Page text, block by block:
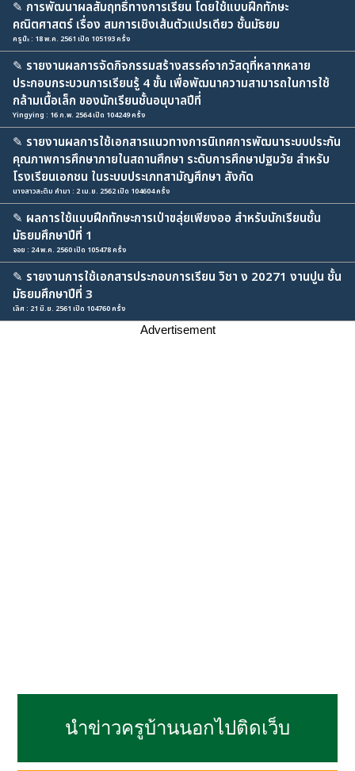
✎ การพัฒนาผลสัมฤทธิ์ทางการเรียน โดยใช้แบบฝึกทักษะ
คณิตศาสตร์ เรื่อง สมการเชิงเส้นตัวแปรเดียว ชั้นมัธยม
ครูน๊ะ : 18 พ.ค. 2561 เปิด 105193 ครั้ง
✎ รายงานผลการจัดกิจกรรมสร้างสรรค์จากวัสดุที่หลากหลาย
ประกอบกระบวนการเรียนรู้ 4 ขั้น เพื่อพัฒนาความสามารถในการใช้
กล้ามเนื้อเล็ก ของนักเรียนชั้นอนุบาลปีที่
Yingying : 16 ก.พ. 2564 เปิด 104249 ครั้ง
✎ รายงานผลการใช้เอกสารแนวทางการนิเทศการพัฒนาระบบประกัน
คุณภาพการศึกษาภายในสถานศึกษา ระดับการศึกษาปฐมวัย สำหรับ
โรงเรียนเอกชน ในระบบประเภทสามัญศึกษา สังกัด
นางสาวสะติม คำมา : 2 เม.ย. 2562 เปิด 104604 ครั้ง
✎ ผลการใช้แบบฝึกทักษะการเป่าขลุ่ยเพียงออ สำหรับนักเรียนชั้น
มัธยมศึกษาปีที่ 1
จอย : 24 พ.ค. 2560 เปิด 105478 ครั้ง
✎ รายงานการใช้เอกสารประกอบการเรียน วิชา ง 20271 งานปูน ชั้น
มัธยมศึกษาปีที่ 3
เลิศ : 21 มิ.ย. 2561 เปิด 104760 ครั้ง
Advertisement
นำข่าวครูบ้านนอกไปติดเว็บ